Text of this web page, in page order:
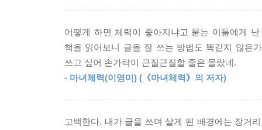
준비하라고 합니다. 물론 스마트 폰 안에는 노
잡아 잊어버리기 전에 적고, 소재에 맞는 내용의
빠지지 않았던 날씨에서, 또 밤에만 일기를 써야
누구나 봤을 똑같은 [로봇 태권 브이] 영화에 관
무엇이든 독특한 글쓰기가 되고, ‘소확행’처럼
아니라, 미래의 일을 가정해서 힘겨운 현실의 고
뭐든지 쓰라고 합니다. 매일 30분씩 일기를!
어떻게 하면 체력이 좋아지냐고 묻는 이들에게
책을 읽어보니 글을 잘 쓰는 방법도 똑같지 않은
쓰고 싶어 손가락이 근질근질할 줄은 몰랐네.
- 마녀체력(이영미) (《마녀체력》의 저자)
고백한다. 내가 글을 쓰며 살게 된 배경에는 장거